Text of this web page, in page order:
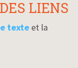
LIENS
texte et la